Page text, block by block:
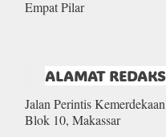
Empat Pilar
ALAMAT
Jalan Perintis
Blok 10, Makassar